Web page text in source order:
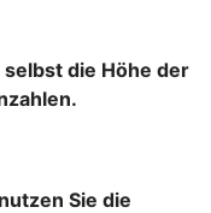
selbst die Höhe der
Sie die